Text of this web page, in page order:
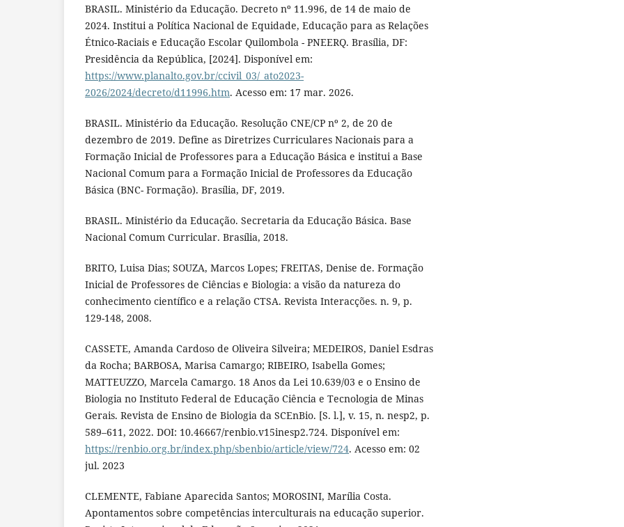
BRASIL. Ministério da Educação. Decreto nº 11.996, de 14 de maio de
2024. Institui a Política Nacional de Equidade, Educação para as Relações
Étnico-Raciais e Educação Escolar Quilombola - PNEERQ. Brasília, DF:
Presidência da República, [2024]. Disponível em:
https://www.planalto.gov.br/ccivil_03/_ato2023-
2026/2024/decreto/d11996.htm. Acesso em: 17 mar. 2026.
BRASIL. Ministério da Educação. Resolução CNE/CP nº 2, de 20 de
dezembro de 2019. Define as Diretrizes Curriculares Nacionais para a
Formação Inicial de Professores para a Educação Básica e institui a Base
Nacional Comum para a Formação Inicial de Professores da Educação
Básica (BNC- Formação). Brasília, DF, 2019.
BRASIL. Ministério da Educação. Secretaria da Educação Básica. Base
Nacional Comum Curricular. Brasília, 2018.
BRITO, Luisa Dias; SOUZA, Marcos Lopes; FREITAS, Denise de. Formação
Inicial de Professores de Ciências e Biologia: a visão da natureza do
conhecimento científico e a relação CTSA. Revista Interacções. n. 9, p.
129-148, 2008.
CASSETE, Amanda Cardoso de Oliveira Silveira; MEDEIROS, Daniel Esdras
da Rocha; BARBOSA, Marisa Camargo; RIBEIRO, Isabella Gomes;
MATTEUZZO, Marcela Camargo. 18 Anos da Lei 10.639/03 e o Ensino de
Biologia no Instituto Federal de Educação Ciência e Tecnologia de Minas
Gerais. Revista de Ensino de Biologia da SCEnBio. [S. l.], v. 15, n. nesp2, p.
589–611, 2022. DOI: 10.46667/renbio.v15inesp2.724. Disponível em:
https://renbio.org.br/index.php/sbenbio/article/view/724. Acesso em: 02
jul. 2023
CLEMENTE, Fabiane Aparecida Santos; MOROSINI, Marília Costa.
Apontamentos sobre competências interculturais na educação superior.